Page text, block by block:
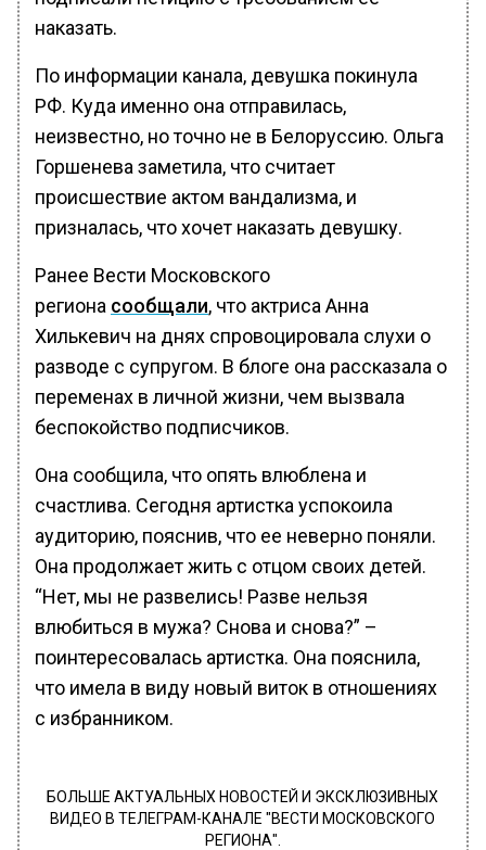
наказать.
По информации канала, девушка покинула
РФ. Куда именно она отправилась,
неизвестно, но точно не в Белоруссию. Ольга
Горшенева заметила, что считает
происшествие актом вандализма, и
призналась, что хочет наказать девушку.
Ранее Вести Московского
региона сообщали, что актриса Анна
Хилькевич на днях спровоцировала слухи о
разводе с супругом. В блоге она рассказала о
переменах в личной жизни, чем вызвала
беспокойство подписчиков.
Она сообщила, что опять влюблена и
счастлива. Сегодня артистка успокоила
аудиторию, пояснив, что ее неверно поняли.
Она продолжает жить с отцом своих детей.
“Нет, мы не развелись! Разве нельзя
влюбиться в мужа? Снова и снова?” –
поинтересовалась артистка. Она пояснила,
что имела в виду новый виток в отношениях
с избранником.
БОЛЬШЕ АКТУАЛЬНЫХ НОВОСТЕЙ И ЭКСКЛЮЗИВНЫХ
ВИДЕО В ТЕЛЕГРАМ-КАНАЛЕ "ВЕСТИ МОСКОВСКОГО
РЕГИОНА".